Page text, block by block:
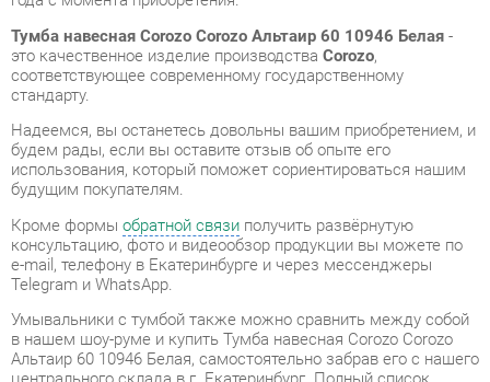
Надеемся, вы останетесь довольны вашим приобретением, и
будем рады, если вы оставите отзыв об опыте его
использования, который поможет сориентироваться нашим
будущим покупателям.
Кроме формы
консультацию, фото и видеообзор продукции вы можете по
e-mail, телефону в Екатеринбурге и через мессенджеры
Telegram и WhatsApp.
Умывальники с тумбой также можно сравнить между собой
Альтаир 60 10946 Белая, самостоятельно забрав его с нашего
центрального склада в г. Екатеринбург. Полный список
адресов и магазинов смотрите на страницеконтактов.
Материал
Лдсп
Цвет
Белый